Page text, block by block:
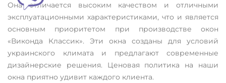
Она отличается высоким качеством и отличными
эксплуатационными характеристиками, что и является
основным приоритетом при производстве окон
«Виконда Классик». Эти окна созданы для условий
украинского климата и предлагают современные
дизайнерские решения. Ценовая политика на наши
окна приятно удивит каждого клиента.